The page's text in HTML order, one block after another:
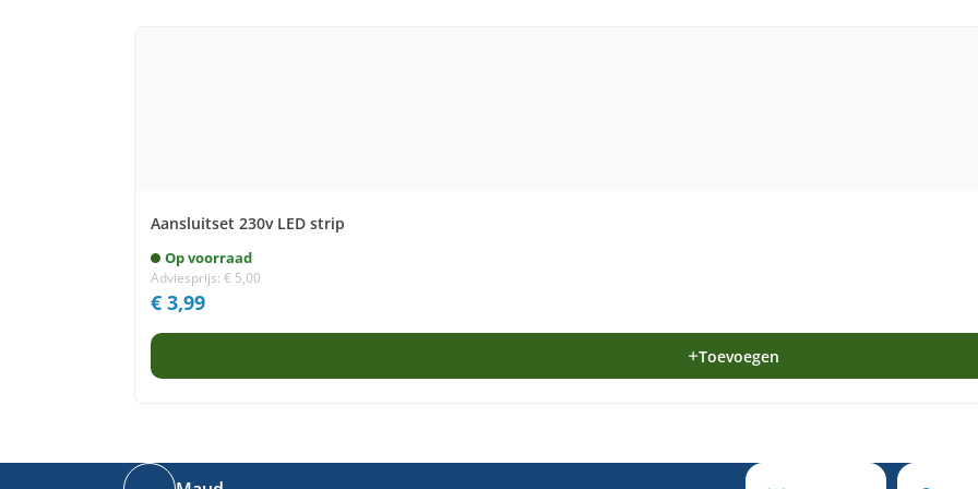
Aansluitset 230v LED strip
Op voorraad
Adviesprijs: € 5,00
€ 3,99
Toevoegen